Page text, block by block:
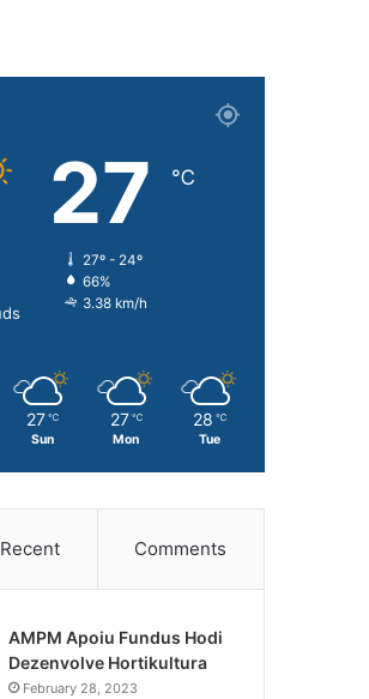
27 ℃
27º - 24º
66%
3.38 km/h
27 ℃
Sun
27 ℃
Mon
28 ℃
Tue
Recent Comments
AMPM Apoiu Fundus Hodi
Dezenvolve Hortikultura
February 28, 2023